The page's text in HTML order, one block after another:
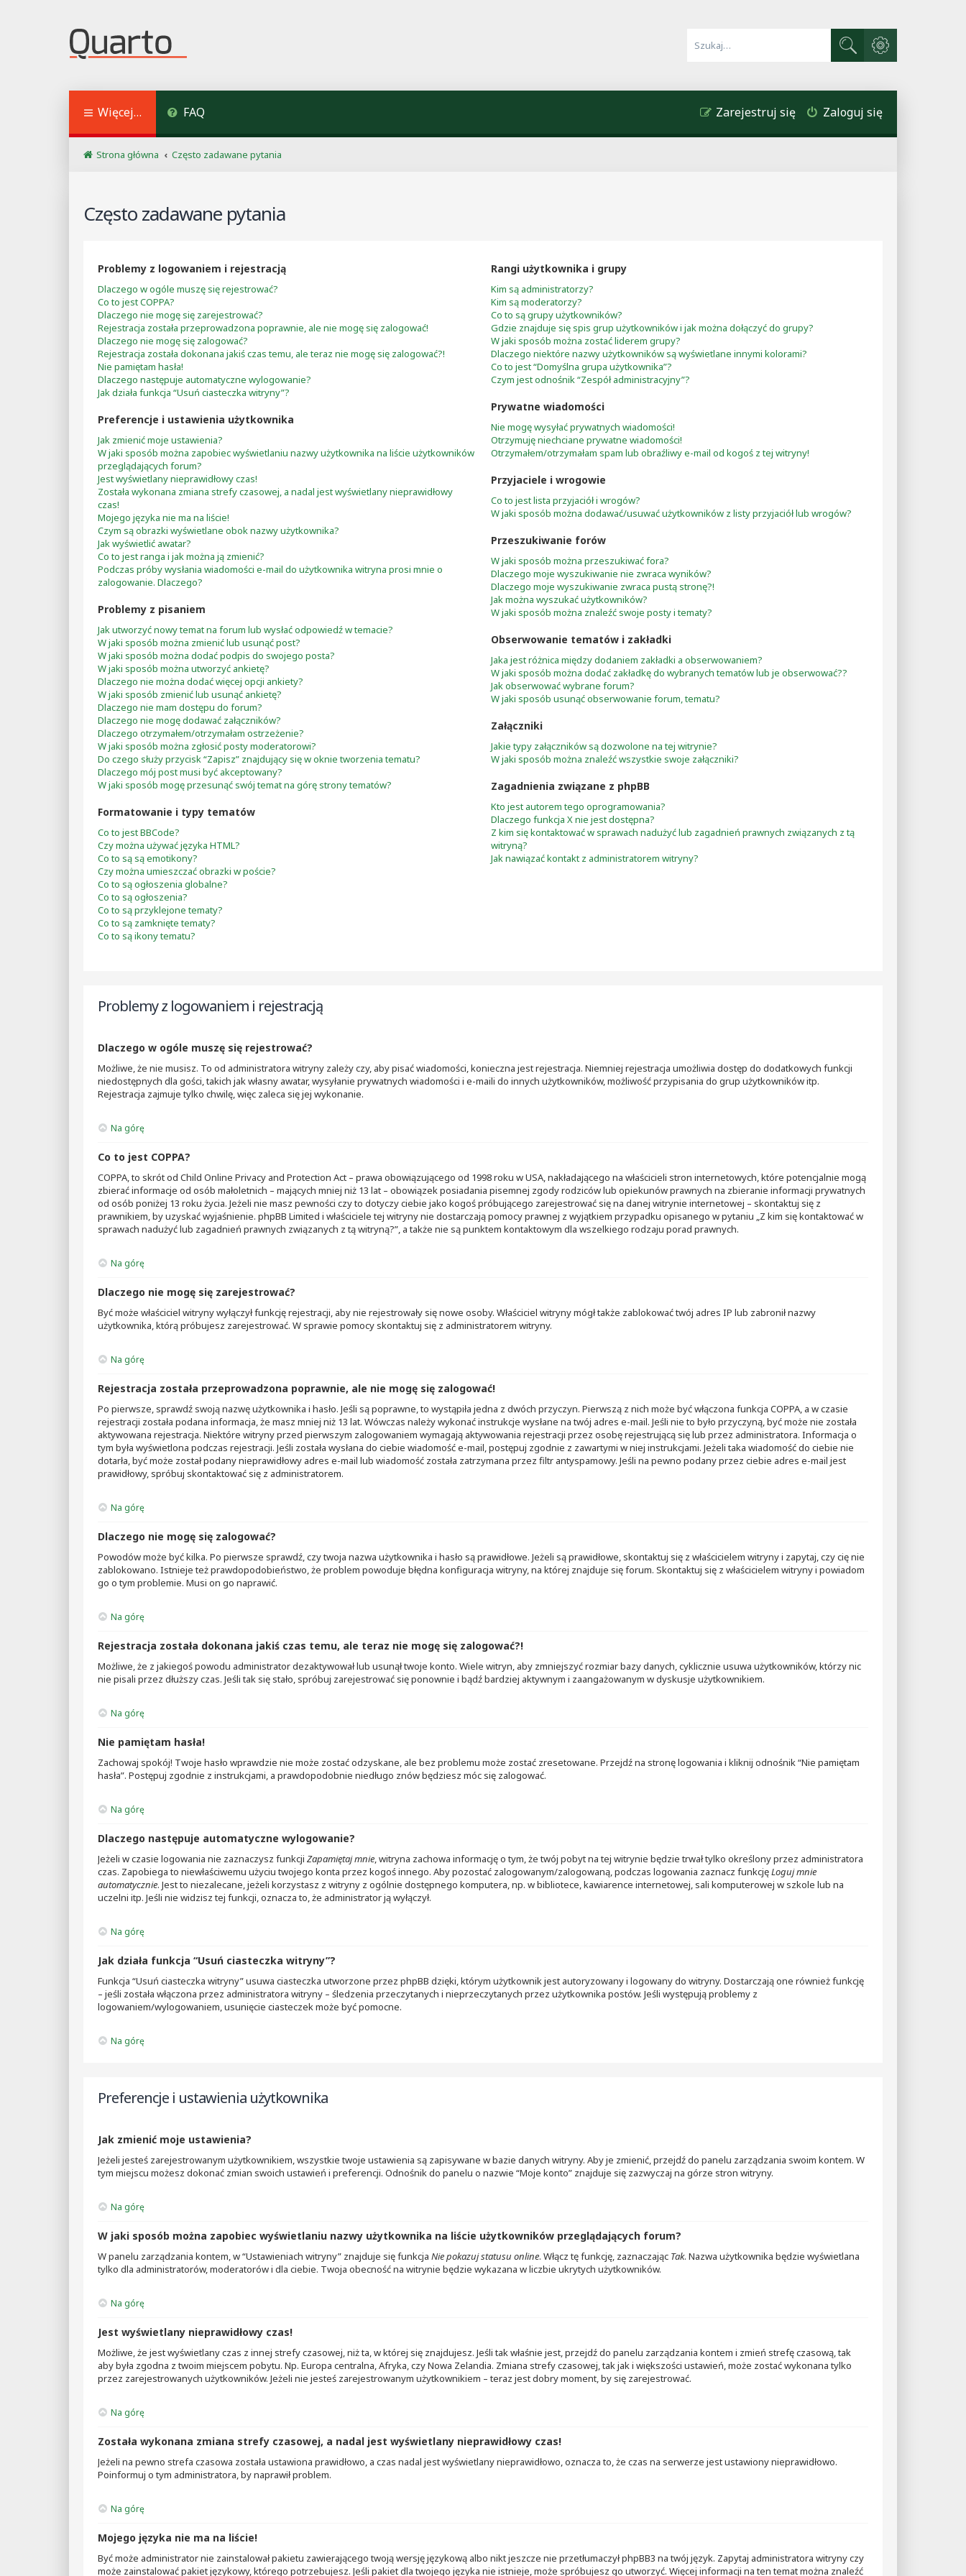
Szukaj
Wyszukiwanie
Więcej… FAQ Zaloguj się
Zarejestruj się
Strona główna Często zadawane pytania
Często zadawane pytania
Problemy z logowaniem i rejestracją
Dlaczego w ogóle muszę się rejestrować?
Co to jest COPPA?
Dlaczego nie mogę się zarejestrować?
Rejestracja została przeprowadzona poprawnie, ale nie mogę się zalogować!
Dlaczego nie mogę się zalogować?
Rejestracja została dokonana jakiś czas temu, ale teraz nie mogę się zalogować?!
Nie pamiętam hasła!
Dlaczego następuje automatyczne wylogowanie?
Jak działa funkcja “Usuń ciasteczka witryny”?
Preferencje i ustawienia użytkownika
Jak zmienić moje ustawienia?
W jaki sposób można zapobiec wyświetlaniu nazwy użytkownika na liście użytkowników
przeglądających forum?
Jest wyświetlany nieprawidłowy czas!
Została wykonana zmiana strefy czasowej, a nadal jest wyświetlany nieprawidłowy
czas!
Mojego języka nie ma na liście!
Czym są obrazki wyświetlane obok nazwy użytkownika?
Jak wyświetlić awatar?
Co to jest ranga i jak można ją zmienić?
Podczas próby wysłania wiadomości e-mail do użytkownika witryna prosi mnie o
zalogowanie. Dlaczego?
Problemy z pisaniem
Jak utworzyć nowy temat na forum lub wysłać odpowiedź w temacie?
W jaki sposób można zmienić lub usunąć post?
W jaki sposób można dodać podpis do swojego posta?
W jaki sposób można utworzyć ankietę?
Dlaczego nie można dodać więcej opcji ankiety?
W jaki sposób zmienić lub usunąć ankietę?
Dlaczego nie mam dostępu do forum?
Dlaczego nie mogę dodawać załączników?
Dlaczego otrzymałem/otrzymałam ostrzeżenie?
W jaki sposób można zgłosić posty moderatorowi?
Do czego służy przycisk “Zapisz” znajdujący się w oknie tworzenia tematu?
Dlaczego mój post musi być akceptowany?
W jaki sposób mogę przesunąć swój temat na górę strony tematów?
Formatowanie i typy tematów
Co to jest BBCode?
Czy można używać języka HTML?
Co to są są emotikony?
Czy można umieszczać obrazki w poście?
Co to są ogłoszenia globalne?
Co to są ogłoszenia?
Co to są przyklejone tematy?
Co to są zamknięte tematy?
Co to są ikony tematu?
Rangi użytkownika i grupy
Kim są administratorzy?
Kim są moderatorzy?
Co to są grupy użytkowników?
Gdzie znajduje się spis grup użytkowników i jak można dołączyć do grupy?
W jaki sposób można zostać liderem grupy?
Dlaczego niektóre nazwy użytkowników są wyświetlane innymi kolorami?
Co to jest “Domyślna grupa użytkownika”?
Czym jest odnośnik “Zespół administracyjny”?
Prywatne wiadomości
Nie mogę wysyłać prywatnych wiadomości!
Otrzymuję niechciane prywatne wiadomości!
Otrzymałem/otrzymałam spam lub obraźliwy e-mail od kogoś z tej witryny!
Przyjaciele i wrogowie
Co to jest lista przyjaciół i wrogów?
W jaki sposób można dodawać/usuwać użytkowników z listy przyjaciół lub wrogów?
Przeszukiwanie forów
W jaki sposób można przeszukiwać fora?
Dlaczego moje wyszukiwanie nie zwraca wyników?
Dlaczego moje wyszukiwanie zwraca pustą stronę?!
Jak można wyszukać użytkowników?
W jaki sposób można znaleźć swoje posty i tematy?
Obserwowanie tematów i zakładki
Jaka jest różnica między dodaniem zakładki a obserwowaniem?
W jaki sposób można dodać zakładkę do wybranych tematów lub je obserwować??
Jak obserwować wybrane forum?
W jaki sposób usunąć obserwowanie forum, tematu?
Załączniki
Jakie typy załączników są dozwolone na tej witrynie?
W jaki sposób można znaleźć wszystkie swoje załączniki?
Zagadnienia związane z phpBB
Kto jest autorem tego oprogramowania?
Dlaczego funkcja X nie jest dostępna?
Z kim się kontaktować w sprawach nadużyć lub zagadnień prawnych związanych z tą
witryną?
Jak nawiązać kontakt z administratorem witryny?
Problemy z logowaniem i rejestracją
Dlaczego w ogóle muszę się rejestrować?
Możliwe, że nie musisz. To od administratora witryny zależy czy, aby pisać wiadomości, konieczna jest rejestracja. Niemniej rejestracja umożliwia dostęp do dodatkowych funkcji
niedostępnych dla gości, takich jak własny awatar, wysyłanie prywatnych wiadomości i e-maili do innych użytkowników, możliwość przypisania do grup użytkowników itp.
Rejestracja zajmuje tylko chwilę, więc zaleca się jej wykonanie.
Na górę
Co to jest COPPA?
COPPA, to skrót od Child Online Privacy and Protection Act – prawa obowiązującego od 1998 roku w USA, nakładającego na właścicieli stron internetowych, które potencjalnie mogą
zbierać informacje od osób małoletnich – mających mniej niż 13 lat – obowiązek posiadania pisemnej zgody rodziców lub opiekunów prawnych na zbieranie informacji prywatnych
od osób poniżej 13 roku życia. Jeżeli nie masz pewności czy to dotyczy ciebie jako kogoś próbującego zarejestrować się na danej witrynie internetowej – skontaktuj się z
prawnikiem, by uzyskać wyjaśnienie. phpBB Limited i właściciele tej witryny nie dostarczają pomocy prawnej z wyjątkiem przypadku opisanego w pytaniu „Z kim się kontaktować w
sprawach nadużyć lub zagadnień prawnych związanych z tą witryną?”, a także nie są punktem kontaktowym dla wszelkiego rodzaju porad prawnych.
Na górę
Dlaczego nie mogę się zarejestrować?
Być może właściciel witryny wyłączył funkcję rejestracji, aby nie rejestrowały się nowe osoby. Właściciel witryny mógł także zablokować twój adres IP lub zabronił nazwy
użytkownika, którą próbujesz zarejestrować. W sprawie pomocy skontaktuj się z administratorem witryny.
Na górę
Rejestracja została przeprowadzona poprawnie, ale nie mogę się zalogować!
Po pierwsze, sprawdź swoją nazwę użytkownika i hasło. Jeśli są poprawne, to wystąpiła jedna z dwóch przyczyn. Pierwszą z nich może być włączona funkcja COPPA, a w czasie
rejestracji została podana informacja, że masz mniej niż 13 lat. Wówczas należy wykonać instrukcje wysłane na twój adres e-mail. Jeśli nie to było przyczyną, być może nie została
aktywowana rejestracja. Niektóre witryny przed pierwszym zalogowaniem wymagają aktywowania rejestracji przez osobę rejestrującą się lub przez administratora. Informacja o
tym była wyświetlona podczas rejestracji. Jeśli została wysłana do ciebie wiadomość e-mail, postępuj zgodnie z zawartymi w niej instrukcjami. Jeżeli taka wiadomość do ciebie nie
dotarła, być może został podany nieprawidłowy adres e-mail lub wiadomość została zatrzymana przez filtr antyspamowy. Jeśli na pewno podany przez ciebie adres e-mail jest
prawidłowy, spróbuj skontaktować się z administratorem.
Na górę
Dlaczego nie mogę się zalogować?
Powodów może być kilka. Po pierwsze sprawdź, czy twoja nazwa użytkownika i hasło są prawidłowe. Jeżeli są prawidłowe, skontaktuj się z właścicielem witryny i zapytaj, czy cię nie
zablokowano. Istnieje też prawdopodobieństwo, że problem powoduje błędna konfiguracja witryny, na której znajduje się forum. Skontaktuj się z właścicielem witryny i powiadom
go o tym problemie. Musi on go naprawić.
Na górę
Rejestracja została dokonana jakiś czas temu, ale teraz nie mogę się zalogować?!
Możliwe, że z jakiegoś powodu administrator dezaktywował lub usunął twoje konto. Wiele witryn, aby zmniejszyć rozmiar bazy danych, cyklicznie usuwa użytkowników, którzy nic
nie pisali przez dłuższy czas. Jeśli tak się stało, spróbuj zarejestrować się ponownie i bądź bardziej aktywnym i zaangażowanym w dyskusje użytkownikiem.
Na górę
Nie pamiętam hasła!
Zachowaj spokój! Twoje hasło wprawdzie nie może zostać odzyskane, ale bez problemu może zostać zresetowane. Przejdź na stronę logowania i kliknij odnośnik “Nie pamiętam
hasła”. Postępuj zgodnie z instrukcjami, a prawdopodobnie niedługo znów będziesz móc się zalogować.
Na górę
Dlaczego następuje automatyczne wylogowanie?
Jeżeli w czasie logowania nie zaznaczysz funkcji Zapamiętaj mnie, witryna zachowa informację o tym, że twój pobyt na tej witrynie będzie trwał tylko określony przez administratora
czas. Zapobiega to niewłaściwemu użyciu twojego konta przez kogoś innego. Aby pozostać zalogowanym/zalogowaną, podczas logowania zaznacz funkcjęLoguj mnie
automatycznie. Jest to niezalecane, jeżeli korzystasz z witryny z ogólnie dostępnego komputera, np. w bibliotece, kawiarence internetowej, sali komputerowej w szkole lub na
uczelni itp. Jeśli nie widzisz tej funkcji, oznacza to, że administrator ją wyłączył.
Na górę
Jak działa funkcja “Usuń ciasteczka witryny”?
Funkcja “Usuń ciasteczka witryny” usuwa ciasteczka utworzone przez phpBB dzięki, którym użytkownik jest autoryzowany i logowany do witryny. Dostarczają one również funkcję
– jeśli została włączona przez administratora witryny – śledzenia przeczytanych i nieprzeczytanych przez użytkownika postów. Jeśli występują problemy z
logowaniem/wylogowaniem, usunięcie ciasteczek może być pomocne.
Na górę
Preferencje i ustawienia użytkownika
Jak zmienić moje ustawienia?
Jeżeli jesteś zarejestrowanym użytkownikiem, wszystkie twoje ustawienia są zapisywane w bazie danych witryny. Aby je zmienić, przejdź do panelu zarządzania swoim kontem. W
tym miejscu możesz dokonać zmian swoich ustawień i preferencji. Odnośnik do panelu o nazwie “Moje konto” znajduje się zazwyczaj na górze stron witryny.
Na górę
W jaki sposób można zapobiec wyświetlaniu nazwy użytkownika na liście użytkowników przeglądających forum?
W panelu zarządzania kontem, w “Ustawieniach witryny” znajduje się funkcja Nie pokazuj statusu online. Włącz tę funkcję, zaznaczając Tak. Nazwa użytkownika będzie wyświetlana
tylko dla administratorów, moderatorów i dla ciebie. Twoja obecność na witrynie będzie wykazana w liczbie ukrytych użytkowników.
Na górę
Jest wyświetlany nieprawidłowy czas!
Możliwe, że jest wyświetlany czas z innej strefy czasowej, niż ta, w której się znajdujesz. Jeśli tak właśnie jest, przejdź do panelu zarządzania kontem i zmień strefę czasową, tak
aby była zgodna z twoim miejscem pobytu. Np. Europa centralna, Afryka, czy Nowa Zelandia. Zmiana strefy czasowej, tak jak i większości ustawień, może zostać wykonana tylko
przez zarejestrowanych użytkowników. Jeżeli nie jesteś zarejestrowanym użytkownikiem – teraz jest dobry moment, by się zarejestrować.
Na górę
Została wykonana zmiana strefy czasowej, a nadal jest wyświetlany nieprawidłowy czas!
Jeżeli na pewno strefa czasowa została ustawiona prawidłowo, a czas nadal jest wyświetlany nieprawidłowo, oznacza to, że czas na serwerze jest ustawiony nieprawidłowo.
Poinformuj o tym administratora, by naprawił problem.
Na górę
Mojego języka nie ma na liście!
Być może administrator nie zainstalował pakietu zawierającego twoją wersję językową albo nikt jeszcze nie przetłumaczył phpBB3 na twój język. Zapytaj administratora witryny czy
może zainstalować pakiet językowy, którego potrzebujesz. Jeśli pakiet dla twojego języka nie istnieje, może spróbujesz go utworzyć. Więcej informacji na ten temat można znaleźć